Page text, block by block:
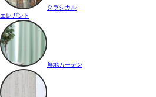
クラシカル
エレガント
無地カーテン